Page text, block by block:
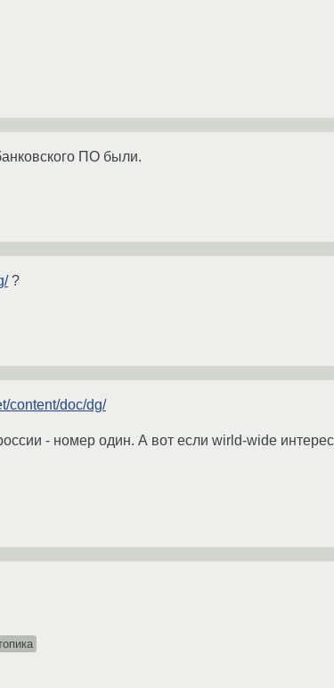
ПО были.
?
content/doc/dg/
- номер один. А вот если wirld-wide